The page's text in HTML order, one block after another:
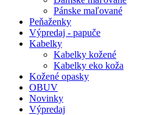
Pánske maľované
Peňaženky
Výpredaj - papuče
Kabelky
Kabelky kožené
Kabelky eko koža
Kožené opasky
OBUV
Novinky
Výpredaj